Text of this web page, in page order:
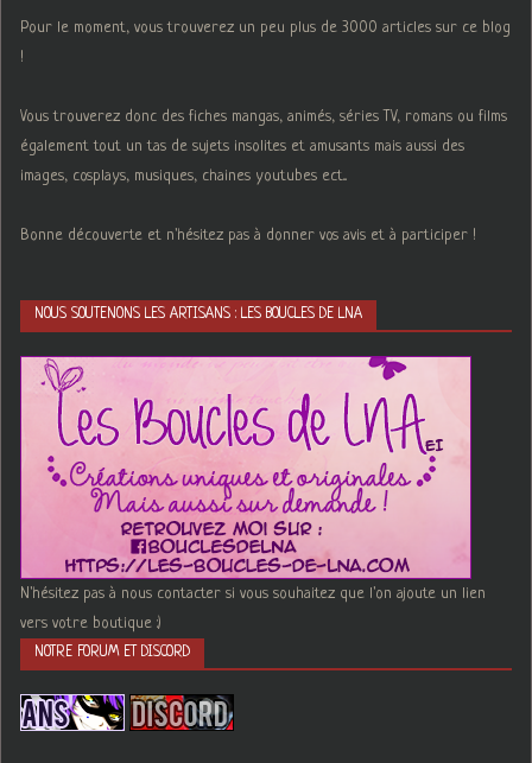
Pour le moment, vous trouverez un peu plus de 3000 articles sur ce blog
!
Vous trouverez donc des fiches mangas, animés, séries TV, romans ou films
également tout un tas de sujets insolites et amusants mais aussi des
images, cosplays, musiques, chaines youtubes ect...
Bonne découverte et n'hésitez pas à donner vos avis et à participer !
NOUS SOUTENONS LES ARTISANS : LES BOUCLES DE LNA
N'hésitez pas à nous contacter si vous souhaitez que l'on ajoute un lien
vers votre boutique :)
NOTRE FORUM ET DISCORD